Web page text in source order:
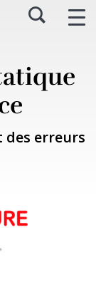
erreurs